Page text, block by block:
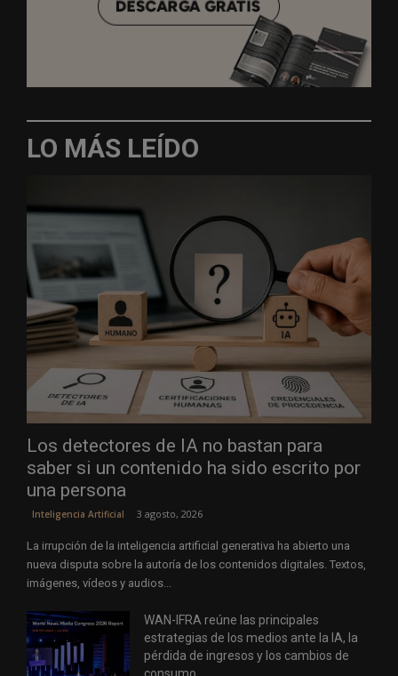
LO MÁS LEÍDO
Los detectores de IA no bastan para
saber si un contenido ha sido escrito por
una persona
Inteligencia Artificial 3 agosto, 2026
La irrupción de la inteligencia artificial generativa ha abierto una
nueva disputa sobre la autoría de los contenidos digitales. Textos,
imágenes, vídeos y audios...
WAN-IFRA reúne las principales
estrategias de los medios ante la IA, la
pérdida de ingresos y los cambios de